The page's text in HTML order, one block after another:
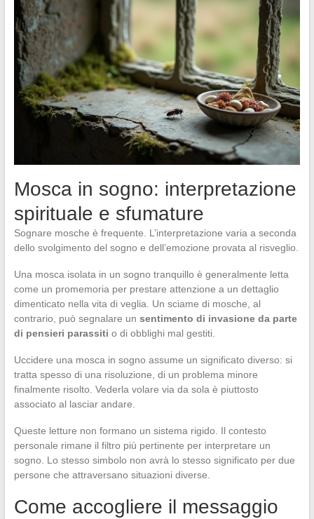
Mosca in sogno: interpretazione
spirituale e sfumature
Sognare mosche è frequente. L’interpretazione varia a seconda
dello svolgimento del sogno e dell’emozione provata al risveglio.
Una mosca isolata in un sogno tranquillo è generalmente letta
come un promemoria per prestare attenzione a un dettaglio
dimenticato nella vita di veglia. Un sciame di mosche, al
contrario, può segnalare un sentimento di invasione da parte
di pensieri parassiti o di obblighi mal gestiti.
Uccidere una mosca in sogno assume un significato diverso: si
tratta spesso di una risoluzione, di un problema minore
finalmente risolto. Vederla volare via da sola è piuttosto
associato al lasciar andare.
Queste letture non formano un sistema rigido. Il contesto
personale rimane il filtro più pertinente per interpretare un
sogno. Lo stesso simbolo non avrà lo stesso significato per due
persone che attraversano situazioni diverse.
Come accogliere il messaggio